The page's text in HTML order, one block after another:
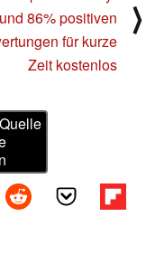
86% positiven
für kurze
Zeit kostenlos
⟩